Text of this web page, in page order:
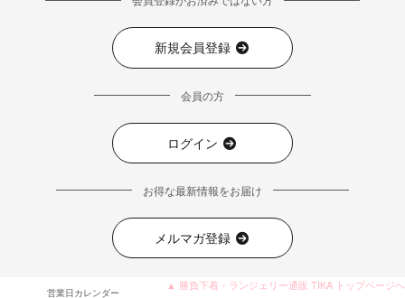
新規会員登録
会員の方
ログイン
お得な最新情報をお届け
メルマガ登録
▲ 勝負下着・ランジェリー通販 TIKA トップページへ
営業日カレンダー